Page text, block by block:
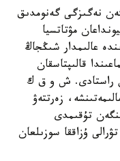
نەگىزگى گەنومدىق
مۋتاتسيا
عالىمدار شىڭجاڭ
قالىپتاسقان
راستادى. ش و ق ك
زەرتتەۋ
تۇقىمدى
ۇزاققا سوزىلعان